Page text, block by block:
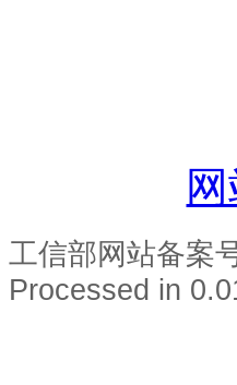
工信部网站备案
Processed in